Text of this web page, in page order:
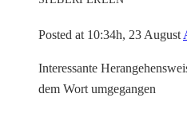
Posted at 10:34h, 23 August
Interessante
dem Wort umgegangen